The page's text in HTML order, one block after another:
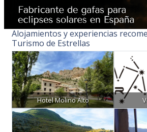
Alojamientos y experiencias
Turismo de Estrellas
Hotel Molino Alto